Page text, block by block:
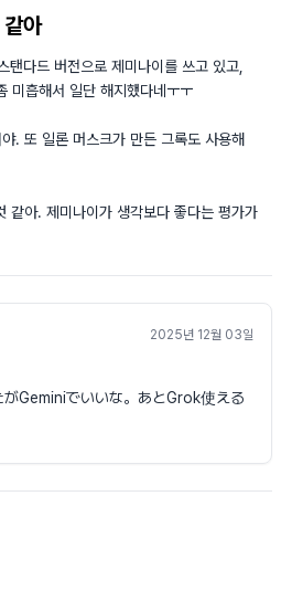
아
다드 버전으로 제미나이를 쓰고 있고,
흡해서 일단 해지했다네ㅜㅜ
. 또 일론 머스크가 만든 그록도 사용해
같아. 제미나이가 생각보다 좋다는 평가가
2025년 12월 03일
Geminiでいいな。あとGrok使える